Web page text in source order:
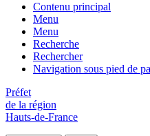
Contenu principal
Menu
Menu
Recherche
Rechercher
Navigation sous pied de
Préfet
de la région
Hauts-de-France